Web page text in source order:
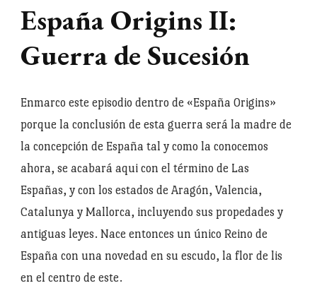
España Origins II:
Guerra de Sucesión
Enmarco este episodio dentro de «España Origins»
porque la conclusión de esta guerra será la madre de
la concepción de España tal y como la conocemos
ahora, se acabará aqui con el término de Las
Españas, y con los estados de Aragón, Valencia,
Catalunya y Mallorca, incluyendo sus propedades y
antiguas leyes. Nace entonces un único Reino de
España con una novedad en su escudo, la flor de lis
en el centro de este.